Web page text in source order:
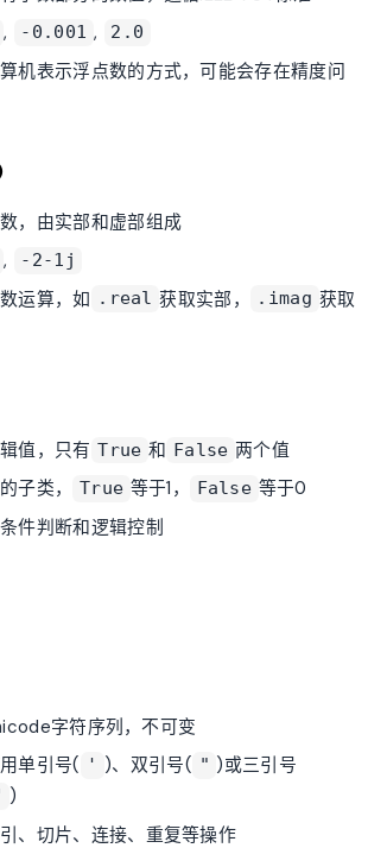
, -0.001 , 2.0
机表示浮点数的方式，可能会存在精度问
，由实部和虚部组成
, -2-1j
运算，如 .real 获取实部， .imag 获取
值，只有 True 和 False 两个值
子类， True 等于1， False 等于0
件判断和逻辑控制
字符序列，不可变
单引号( ' )、双引号( " )或三引号
)
、切片、连接、重复等操作